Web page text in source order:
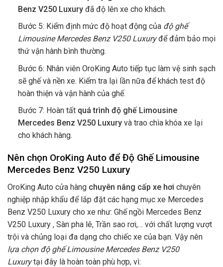
Benz V250 Luxury đã độ lên xe cho khách.
Bước 5: Kiểm định mức độ hoạt động của độ ghế
Limousine Mercedes Benz V250 Luxuryđể đảm bảo mọi
thứ vận hành bình thường.
Bước 6: Nhân viên OroKing Auto tiếp tục làm vệ sinh sạch
sẽ ghế và nền xe. Kiểm tra lại lần nữa để khách test độ
hoàn thiện và vận hành của ghế.
Bước 7: Hoàn tất quá trình độ ghế Limousine
Mercedes Benz V250 Luxury và trao chìa khóa xe lại
cho khách hàng.
Nên chọn OroKing Auto để Độ Ghế Limousine
Mercedes Benz V250 Luxury
OroKing Auto cửa hàng chuyên nâng cấp xe hơi chuyên
nghiệp nhập khẩu để lắp đặt các hạng mục xe Mercedes
Benz V250 Luxury cho xe như: Ghế ngồi Mercedes Benz
V250 Luxury , Sàn pha lê, Trần sao rơi,… với chất lượng vượt
trội và chủng loại đa dạng cho chiếc xe của bạn. Vậy nên
lựa chọn độ ghế Limousine Mercedes Benz V250
Luxurytại đây là hoàn toàn phù hợp, vì: